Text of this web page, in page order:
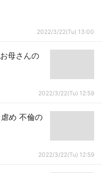
2022/3/22(Tu) 13:00
母さんの
2022/3/22(Tu) 12:59
め 不倫の
2022/3/22(Tu) 12:59